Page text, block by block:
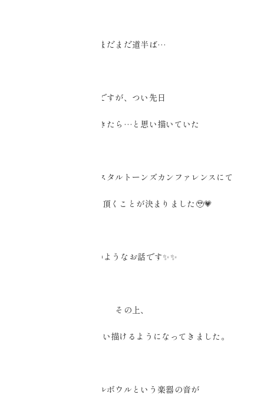
まだまだ道半ば…
ですが、つい先日
いつかできたら…と思い描いていた
ツーソンでのクリスタルトーンズカンファレンスにて
演奏の機会を頂くことが決まりました🥹💗
夢のようなお話です✨✨
その上、
医療との共創も思い描けるようになってきました。
クリスタルボウルという楽器の音が